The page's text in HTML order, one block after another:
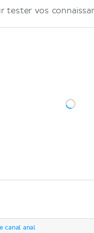
tester vos
canal anal